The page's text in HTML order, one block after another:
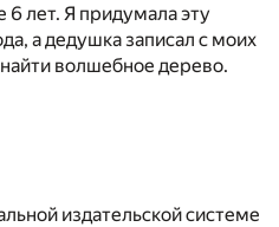
лет. Я придумала эту
а дедушка записал с моих
волшебное дерево.
издательской системе